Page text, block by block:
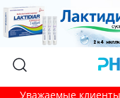
Уважаемые